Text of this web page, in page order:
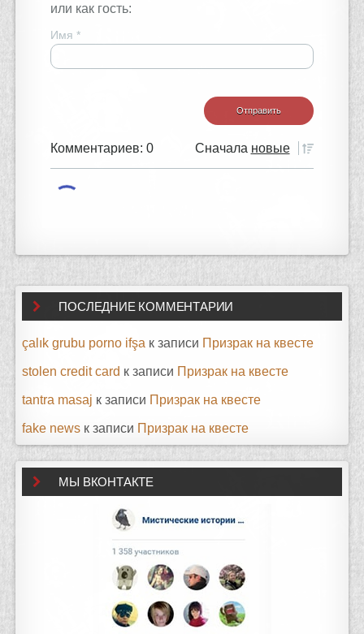
или как гость:
Имя *
Комментариев: 0 Сначала новые
ПОСЛЕДНИЕ КОММЕНТАРИИ
çalık grubu porno ifşa к записи Призрак на квесте
stolen credit card к записи Призрак на квесте
tantra masaj к записи Призрак на квесте
fake news к записи Призрак на квесте
МЫ ВКОНТАКТЕ